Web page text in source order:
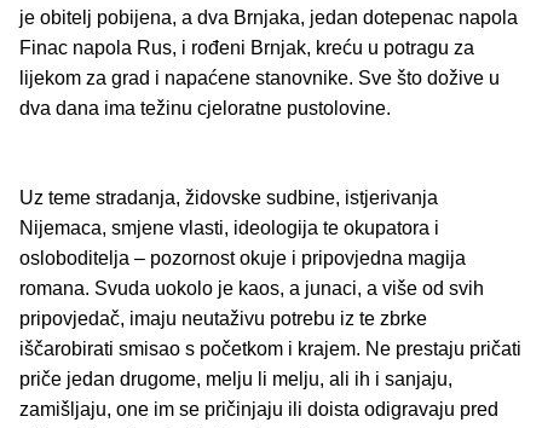
je obitelj pobijena, a dva Brnjaka, jedan dotepenac napola
Finac napola Rus, i rođeni Brnjak, kreću u potragu za
lijekom za grad i napaćene stanovnike. Sve što dožive u
dva dana ima težinu cjeloratne pustolovine.
Uz teme stradanja, židovske sudbine, istjerivanja
Nijemaca, smjene vlasti, ideologija te okupatora i
osloboditelja – pozornost okuje i pripovjedna magija
romana. Svuda uokolo je kaos, a junaci, a više od svih
pripovjedač, imaju neutaživu potrebu iz te zbrke
iščarobirati smisao s početkom i krajem. Ne prestaju pričati
priče jedan drugome, melju li melju, ali ih i sanjaju,
zamišljaju, one im se pričinjaju ili doista odigravaju pred